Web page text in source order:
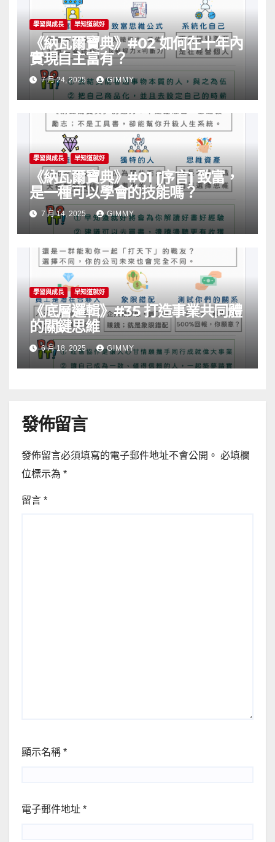
學習與成長 早知道就好
《納瓦爾寶典》#02 如何在十年內
實現自主富有？
7 月 24, 2025 GIMMY
學習與成長 早知道就好
《納瓦爾寶典》#01 [序言] 致富，
是一種可以學會的技能嗎？
7 月 14, 2025 GIMMY
學習與成長 早知道就好
《底層邏輯》#35 打造事業共同體
的關鍵思維
6 月 18, 2025 GIMMY
發佈留言
發佈留言必須填寫的電子郵件地址不會公開。 必填欄
位標示為 *
留言 *
顯示名稱 *
電子郵件地址 *